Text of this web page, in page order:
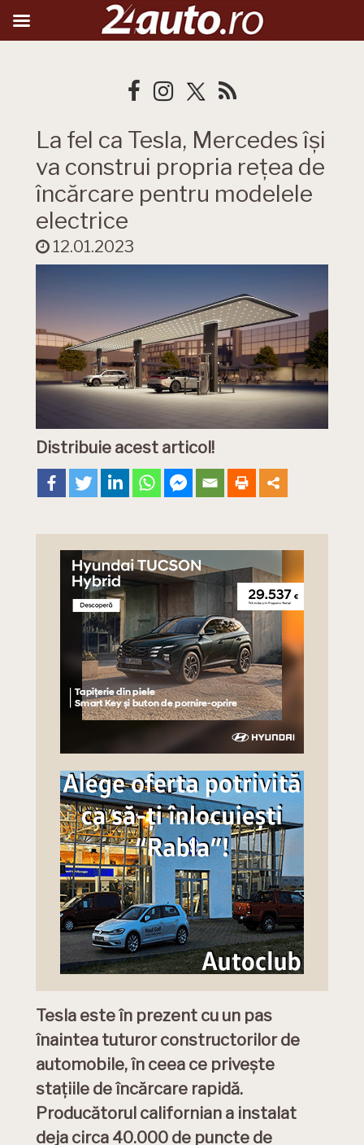
La fel ca Tesla, Mercedes își
va construi propria rețea de
încărcare pentru modelele
electrice
12.01.2023
Distribuie acest articol!
Tesla este în prezent cu un pas
înaintea tuturor constructorilor de
automobile, în ceea ce privește
stațiile de încărcare rapidă.
Producătorul californian a instalat
deja circa 40.000 de puncte de